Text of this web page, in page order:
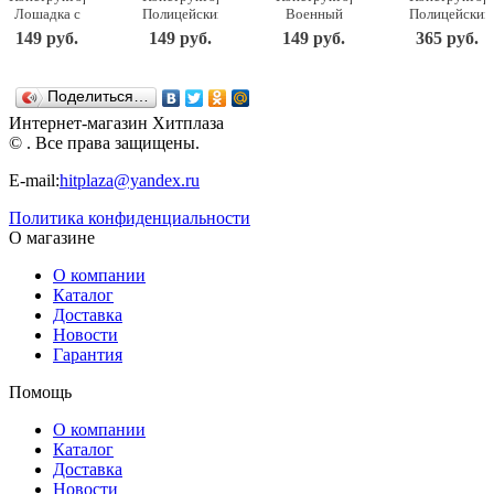
Лошадка с
повозкой в
пакетике 27
7213
Banbao
149 руб.
Полицейский
джип 34
детали 7206
149 руб.
Военный
вертолет в
пакетике 29
149 руб.
Полицейский
мотоцикл
61 деталь
365 руб.
Поделиться…
Интернет-магазин Хитплаза
© . Все права защищены.
E-mail:hitplaza@yandex.ru
Политика конфиденциальности
О магазине
О компании
Каталог
Доставка
Новости
Гарантия
Помощь
О компании
Каталог
Доставка
Новости